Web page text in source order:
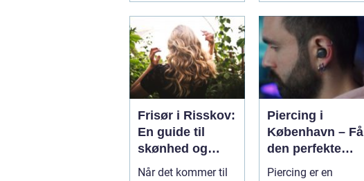
Frisør i Risskov:
En guide til
skønhed og
velvære
Når det kommer til
Piercing i
København – Få
den perfekte
kropsudsmykni
Piercing er en